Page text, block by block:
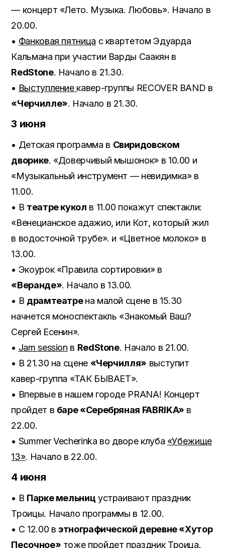
— концерт «Лето. Музыка. Любовь». Начало в
20.00.
• Фанковая пятница с квартетом Эдуарда
Кальмана при участии Варды Саакян в
RedStone. Начало в 21.30.
• Выступление кавер-группы RECOVER BAND в
«Черчилле». Начало в 21.30.
3 июня
• Детская программа в Свиридовском
дворике. «Доверчивый мышонок» в 10.00 и
«Музыкальный инструмент — невидимка» в
11.00.
• В театре кукол в 11.00 покажут спектакли:
«Венецианское адажио, или Кот, который жил
в водосточной трубе». и «Цветное молоко» в
13.00.
• Экоурок «Правила сортировки» в
«Веранде». Начало в 13.00.
• В драмтеатрена малой сцене в 15.30
начнется моноспектакль «Знакомый Ваш?
Сергей Есенин».
• Jam session в RedStone. Начало в 21.00.
• В 21.30 на сцене «Черчилля» выступит
кавер-группа «ТАК БЫВАЕТ».
• Впервые в нашем городе PRANA! Концерт
пройдет в баре «Серебряная FABRIKA» в
22.00.
• Summer Vecherinka во дворе клуба «Убежище
13». Начало в 22.00.
4 июня
• В Парке мельниц устраивают праздник
Троицы. Начало программы в 12.00.
• С 12.00 вэтнографической деревне «Хутор
Песочное» тоже пройдет праздник Троица.